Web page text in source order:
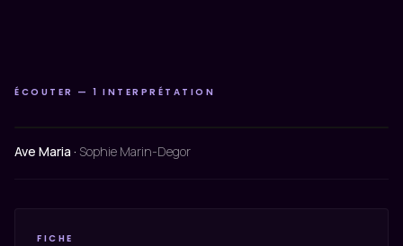
ÉCOUTER — 1 INTERPRÉTATION
Ave Maria · Sophie Marin-Degor
FICHE